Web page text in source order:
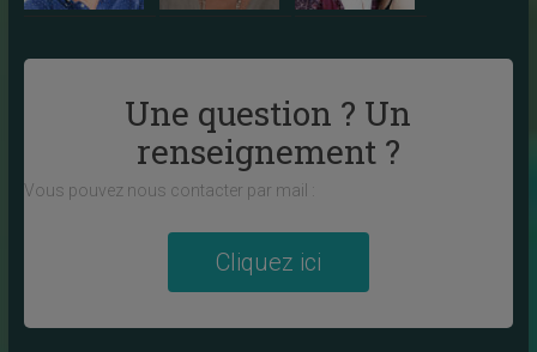
Une question ? Un
renseignement ?
Vous pouvez nous contacter par mail :
Cliquez ici